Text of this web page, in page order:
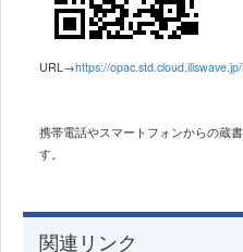
URL→https://
携帯電話やスマートフォンからの蔵
す。
関連リンク